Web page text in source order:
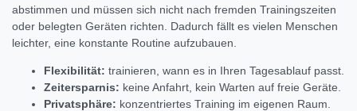
abstimmen und müssen sich nicht nach fremden Trainingszeiten
oder belegten Geräten richten. Dadurch fällt es vielen Menschen
leichter, eine konstante Routine aufzubauen.
Flexibilität: trainieren, wann es in Ihren Tagesablauf passt.
Zeitersparnis: keine Anfahrt, kein Warten auf freie Geräte.
Privatsphäre: konzentriertes Training im eigenen Raum.